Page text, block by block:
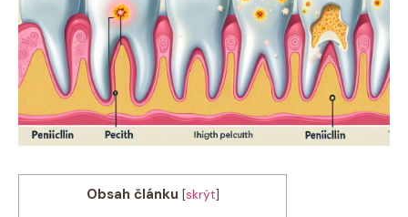
Obsah článku [skrýt]